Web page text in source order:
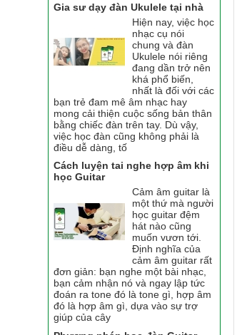
Gia sư dạy đàn Ukulele tại nhà
Hiện nay, việc học
nhạc cụ nói
chung và đàn
Ukulele nói riêng
đang dần trở nên
khá phổ biến,
nhất là đối với các
bạn trẻ đam mê âm nhạc hay
mong cải thiện cuộc sống bản thân
bằng chiếc đàn trên tay. Dù vậy,
việc học đàn cũng không phải là
điều dễ dàng, tố
Cách luyện tai nghe hợp âm khi
học Guitar
Cảm âm guitar là
một thứ mà người
học guitar đệm
hát nào cũng
muốn vươn tới.
Định nghĩa của
cảm âm guitar rất
đơn giản: bạn nghe một bài nhạc,
bạn cảm nhận nó và ngay lập tức
đoán ra tone đó là tone gì, hợp âm
đó là hợp âm gì, dựa vào sự trợ
giúp của cây